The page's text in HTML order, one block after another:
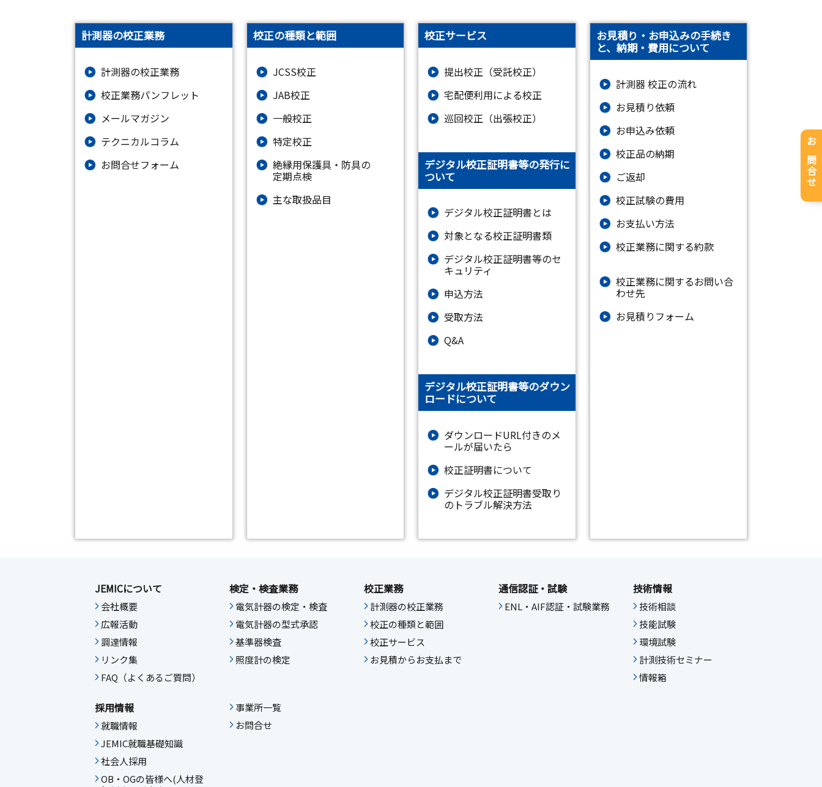
計測器の校正業務
計測器の校正業務
校正業務パンフレット
メールマガジン
テクニカルコラム
お問合せフォーム
校正の種類と範囲
JCSS校正
JAB校正
一般校正
特定校正
絶縁⽤保護具・防具の
定期点検
主な取扱品目
校正サービス
提出校正（受託校正）
宅配便利用による校正
巡回校正（出張校正）
デジタル校正証明書等の発行に
ついて
デジタル校正証明書とは
対象となる校正証明書類
デジタル校正証明書等のセ
キュリティ
申込方法
受取方法
Q&A
デジタル校正証明書等のダウン
ロードについて
ダウンロードURL付きのメ
ールが届いたら
校正証明書について
デジタル校正証明書受取り
のトラブル解決方法
お見積り・お申込みの手続き
と、納期・費用について
計測器 校正の流れ
お見積り依頼
お申込み依頼
校正品の納期
ご返却
校正試験の費用
お支払い方法
校正業務に関する約款
校正業務に関するお問い合
わせ先
お⾒積りフォーム
お問合せ
JEMICについて
会社概要
広報活動
調達情報
リンク集
FAQ（よくあるご質問）
検定・検査業務
電気計器の検定・検査
電気計器の型式承認
基準器検査
照度計の検定
校正業務
計測器の校正業務
校正の種類と範囲
校正サービス
お見積からお支払まで
通信認証・試験
ENL・AIF認証・試験業務
技術情報
技術相談
技能試験
環境試験
計測技術セミナー
情報箱
採用情報
就職情報
JEMIC就職基礎知識
社会人採用
OB・OGの皆様へ(人材登
事業所一覧
お問合せ